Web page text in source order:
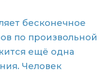
бесконечное
по произвольной
ещё одна
Человек